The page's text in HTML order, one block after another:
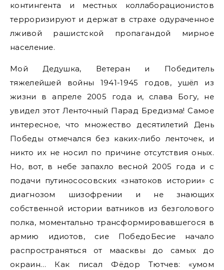
контингента и местных коллаборационистов
терроризируют и держат в страхе одураченное
лживой рашистской пропагандой мирное
население.
Мой Дедушка, Ветеран и Победитель
тяжелейшей войны 1941-1945 годов, ушёл из
жизни в апреле 2005 года и, слава Богу, не
увидел этот Ленточный Парад Бредизма! Самое
интересное, что множество десятилетий День
Победы отмечался без каких-либо ленточек, и
никто их не носил по причине отсутствия оных.
Но, вот, в небе запахло весной 2005 года и с
подачи путинососовских «знатоков истории» с
диагнозом шизофрении и не знающих
собственной истории ватников из безголового
полка, моментально трансформировавшегося в
армию идиотов, сие ПобедоБесие начало
распространяться от маасквы до самых до
окраин… Как писал Фёдор Тютчев: «умом